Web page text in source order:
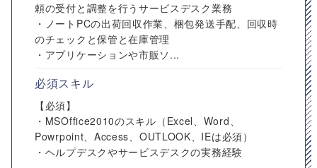
頼の受付と調整を行うサービスデスク業務
・ノートPCの出荷回収作業、梱包発送手配、回収時
のチェックと保管と在庫管理
・アプリケーションや市販ソ...
必須スキル
【必須】
・MSOffice2010のスキル（Excel、Word、
Powrpoint、Access、OUTLOOK、IEは必須）
・ヘルプデスクやサービスデスクの実務経験